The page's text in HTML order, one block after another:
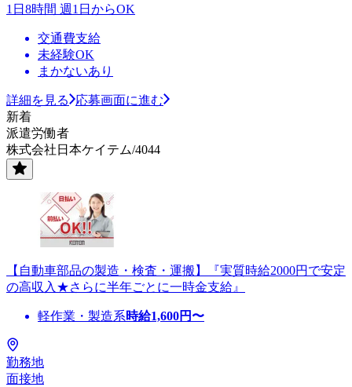
1日8時間 週1日からOK
交通費支給
未経験OK
まかないあり
詳細を見る
応募画面に進む
新着
派遣労働者
株式会社日本ケイテム/4044
【自動車部品の製造・検査・運搬】『実質時給2000円で安定
の高収入★さらに半年ごとに一時金支給』
軽作業・製造系時給1,600円〜
勤務地
面接地